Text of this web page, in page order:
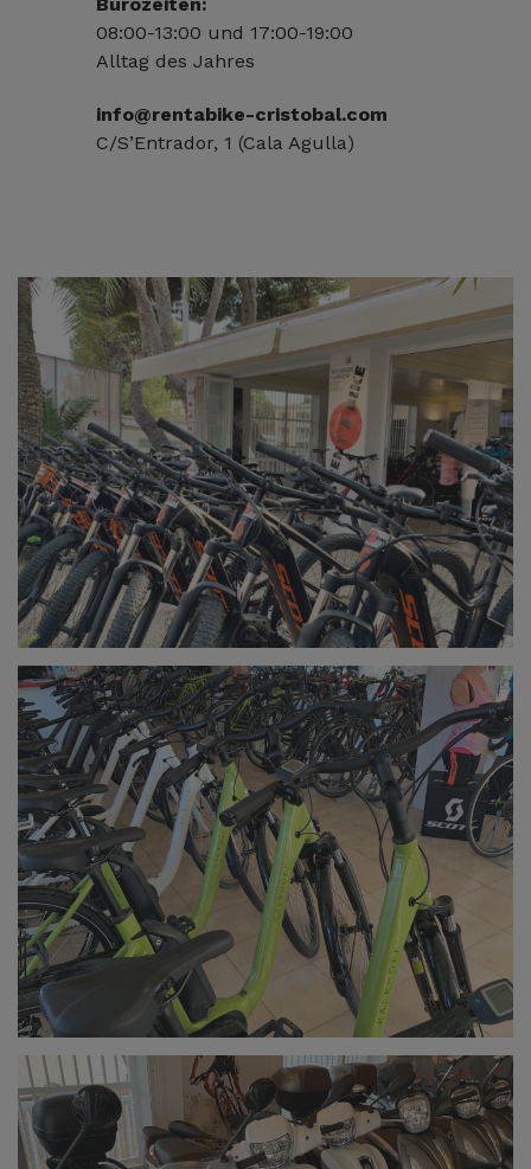
08:00-13:00 und 17:00-19:00
Alltag des Jahres
info@rentabike-cristobal.com
C/S’Entrador, 1 (Cala Agulla)